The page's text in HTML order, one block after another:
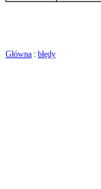
Główna : błędy